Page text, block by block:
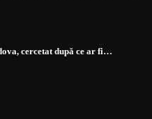
cercetat după ce ar fi…